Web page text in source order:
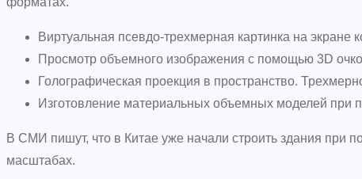
Виртуальная псевдо-трехмерная картинка на экране
Просмотр объемного изображения с помощью 3D
Голографическая проекция в пространство.
Изготовление материальных объемных моделей при
В СМИ пишут, что в Китае уже начали строить здания при
масштабах.